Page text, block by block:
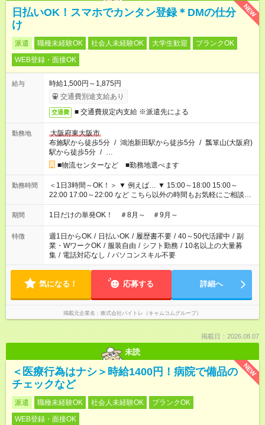
NEW
日払いOK！スマホでカンタン登録＊DMの仕分
け
派遣 職種未経験OK 社会人未経験OK 大学生歓迎
ブランクOK
WEB登録・面接OK
給与
時給1,500円～1,875円
交通費別途支給あり
交通費 ■ 交通費規定内支給 ※派遣先による
勤務地
大阪府東大阪市
布施駅から徒歩5分 / 鴻池新田駅から徒歩5分 / 瓢箪山(大阪府)
駅から徒歩5分 / …
■物流センターなど ■勤務地選べます
勤務時間
＜1日3時間～OK！＞ ▼ 例えば… ▼ 15:00～18:00 15:00～
22:00 17:00～22:00 など こちら以外の時間もお気軽にご相談く
ださい！
期間 1日だけの単発OK！ ＃8月～ ＃9月～
特徴 週1日からOK / 日払いOK / 履歴書不要 / 40～50代活躍中 / 副
業・WワークOK / 服装自由 / シフト勤務 / 10名以上の大量募
集 / 電話対応なし / パソコンスキル不要
気になる！ 応募する 詳細へ
掲載元企業名 株式会社バイトレ（キャムコムグループ）
掲載日：2026.08.07
未読
NEW
＜医療行為はナシ＞時給1400円！病院で備品の
チェックなど
派遣 職種未経験OK 社会人未経験OK
ブランクOK
WEB登録・面接OK